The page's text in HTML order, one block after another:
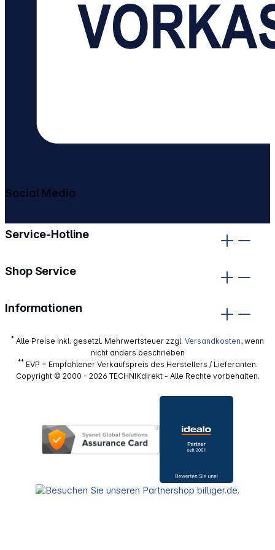
Service-Hotline
Shop Service
Informationen
Social Media
* Alle Preise inkl. gesetzl. Mehrwertsteuer zzgl. Versandkosten, wenn
nicht anders beschrieben
**EVP = Empfohlener Verkaufspreis des Herstellers / Lieferanten.
Copyright © 2000 - 2026 TECHNIKdirekt - Alle Rechte vorbehalten.